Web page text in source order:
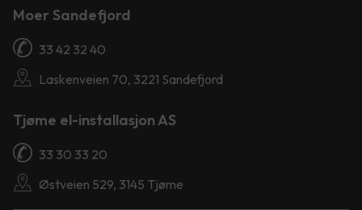
Moer Sandefjord
33 42 32 40
Laskenveien 70, 3221 Sandefjord
Tjøme el-installasjon AS
33 30 33 20
Østveien 529, 3145 Tjøme